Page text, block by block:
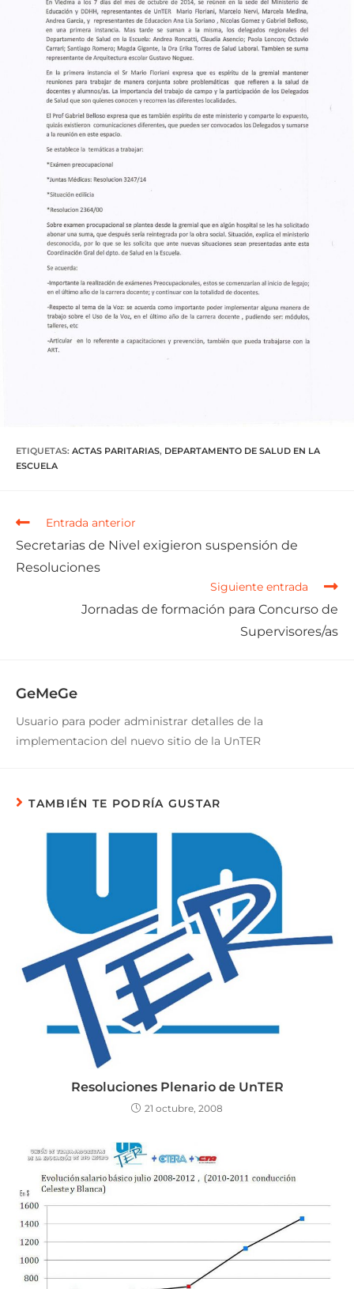
ETIQUETAS: ACTAS PARITARIAS, DEPARTAMENTO DE SALUD EN LA
ESCUELA
Entrada anterior
Secretarias de Nivel exigieron suspensión de
Resoluciones
Siguiente entrada
Jornadas de formación para Concurso de
Supervisores/as
GeMeGe
Usuario para poder administrar detalles de la
implementacion del nuevo sitio de la UnTER
TAMBIÉN TE PODRÍA GUSTAR
Resoluciones Plenario de UnTER
21 octubre, 2008